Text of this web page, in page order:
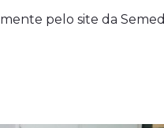
pelo site da Semed